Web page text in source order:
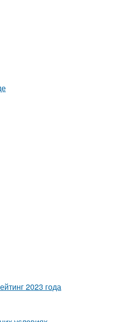
2023 года